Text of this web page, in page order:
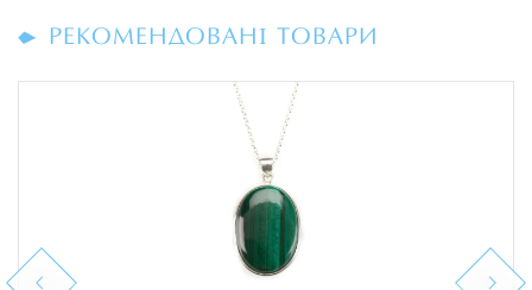
РЕКОМЕНДОВАНІ ТОВАРИ
Previous Next